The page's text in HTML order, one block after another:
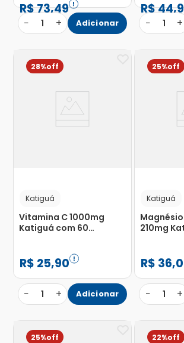
R$73,49
− 1 + Adicionar
R$44,
− 1 +
28%
Katiguá
Vitamina C 1000mg
Katiguá com 60
R$ 25,90
− 1 + Adicionar
25%
Katiguá
210mg
R$ 36,
− 1 +
25% 22%